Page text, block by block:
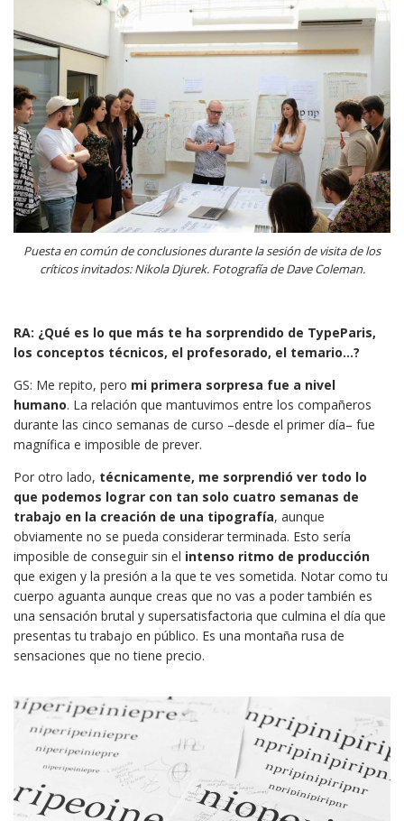
Puesta en común de conclusiones durante la sesión de visita de los
críticos invitados: Nikola Djurek. Fotografía de Dave Coleman.
RA: ¿Qué es lo que más te ha sorprendido de TypeParis,
los conceptos técnicos, el profesorado, el temario…?
GS: Me repito, pero mi primera sorpresa fue a nivel
humano. La relación que mantuvimos entre los compañeros
durante las cinco semanas de curso –desde el primer día– fue
magnífica e imposible de prever.
Por otro lado, técnicamente, me sorprendió ver todo lo
que podemos lograr con tan solo cuatro semanas de
trabajo en la creación de una tipografía, aunque
obviamente no se pueda considerar terminada. Esto sería
imposible de conseguir sin el intenso ritmo de producción
que exigen y la presión a la que te ves sometida. Notar como tu
cuerpo aguanta aunque creas que no vas a poder también es
una sensación brutal y supersatisfactoria que culmina el día que
presentas tu trabajo en público. Es una montaña rusa de
sensaciones que no tiene precio.